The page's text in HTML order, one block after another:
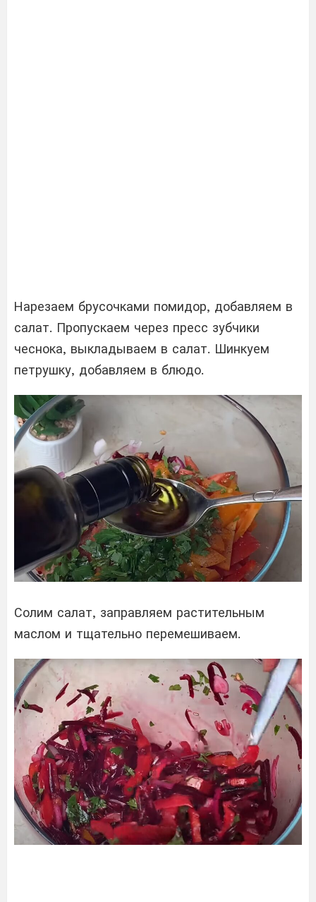
Нарезаем брусочками помидор, добавляем в
салат. Пропускаем через пресс зубчики
чеснока, выкладываем в салат. Шинкуем
петрушку, добавляем в блюдо.
Солим салат, заправляем растительным
маслом и тщательно перемешиваем.